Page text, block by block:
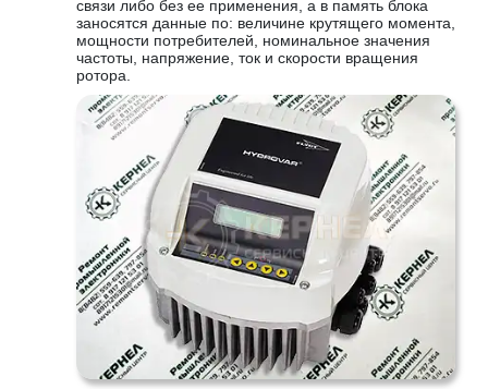
связи либо без ее применения, а в память блока
заносятся данные по: величине крутящего момента,
мощности потребителей, номинальное значения
частоты, напряжение, ток и скорости вращения
ротора.